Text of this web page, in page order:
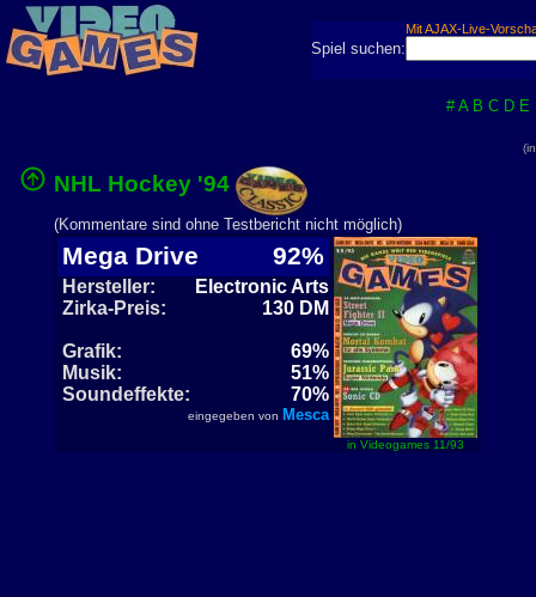
Mit AJAX-Live-
Spiel suchen:
# A B C D E
NHL Hockey '94
(Kommentare sind ohne Testbericht nicht möglich)
Mega Drive 92%
Hersteller:
Electronic Arts
Zirka-Preis:
130 DM
Grafik:
69%
Musik:
51%
Soundeffekte:
70%
eingegeben von Mesca
in Videogames 11/93